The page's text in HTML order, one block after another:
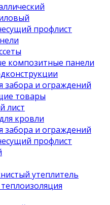
профлист
композитные панели
забора и ограждений
товары
лист
кровли
забора и ограждений
профлист
утеплитель